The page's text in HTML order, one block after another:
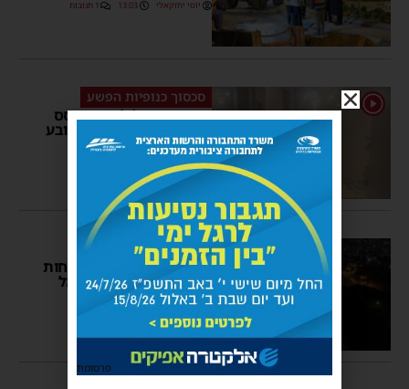
יוסי יחזקאלי 13:03 1 תגובות
1 סכסוך כנופיות הפשע
בום באישון ליל: רימון רסס
הושלך ללובי בניין בלב רובע
ח’ באשדוד
משה קאהן
מחדל חמור
חג באפלה: עשרות משפחות
באשדוד נותרו ללא חשמל
למעלה מיממה
מנחם דויטש 19:42
פרסומת